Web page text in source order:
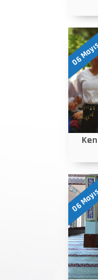
06
06